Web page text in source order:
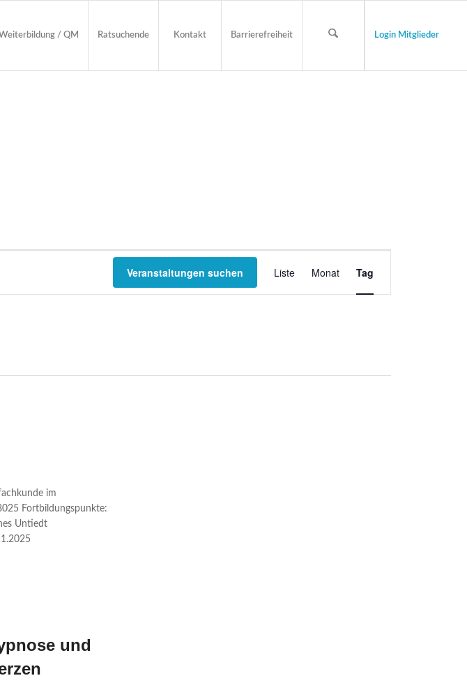
/ QM Ratsuchende Kontakt Barrierefreiheit Login Mitglieder
Veranstaltungen suchen
Ansichten-
Liste Monat Tag
im
Fortbildungspunkte:
Untiedt
und